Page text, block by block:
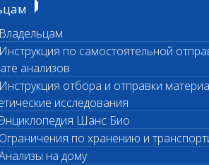
Владельцам
Инструкция по самостоятельной
анализов
Инструкция отбора и отправки
исследования
Шанс Био
Ограничения по хранению и
на дому
срочных